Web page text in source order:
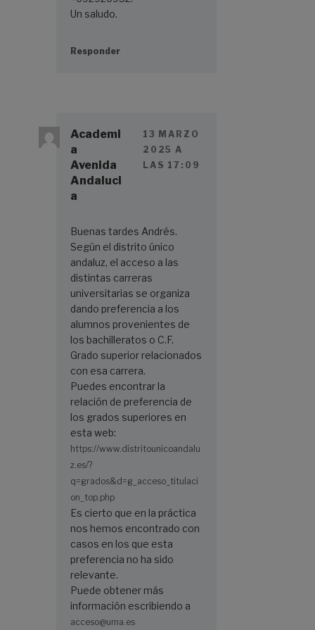
Un saludo.
Responder
Academi
a
Avenida
Andaluci
a
13 MARZO
2025 A
LAS 17:09
Buenas tardes Andrés.
Según el distrito único
andaluz, el acceso a las
distintas carreras
universitarias se organiza
dando preferencia a los
alumnos provenientes de
los bachilleratos o C.F.
Grado superior relacionados
con esa carrera.
Puedes encontrar la
relación de preferencia de
los grados superiores en
esta web:
https://www.distritounicoandalu
z.es/?
q=grados&d=g_acceso_titulaci
on_top.php
Es cierto que en la práctica
nos hemos encontrado con
casos en los que esta
preferencia no ha sido
relevante.
Puede obtener más
información escribiendo a
acceso@uma.es